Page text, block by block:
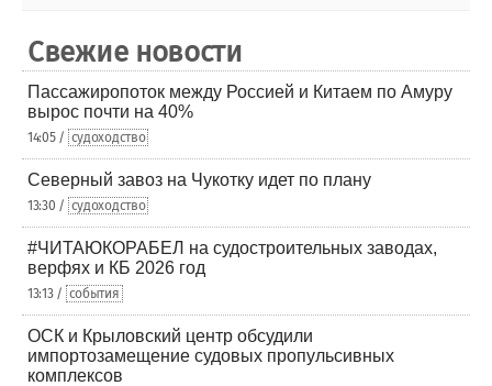
Свежие новости
Пассажиропоток между Россией и Китаем по Амуру
вырос почти на 40%
14:05 / судоходство
Северный завоз на Чукотку идет по плану
13:30 / судоходство
#ЧИТАЮКОРАБЕЛ на судостроительных заводах,
верфях и КБ 2026 год
13:13 / события
ОСК и Крыловский центр обсудили
импортозамещение судовых пропульсивных
комплексов